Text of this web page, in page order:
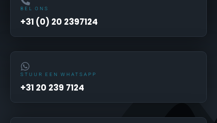
BEL ONS
+31 (0) 20 2397124
STUUR EEN WHATSAPP
+31 20 239 7124